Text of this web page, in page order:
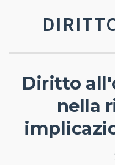
Diritto
nella